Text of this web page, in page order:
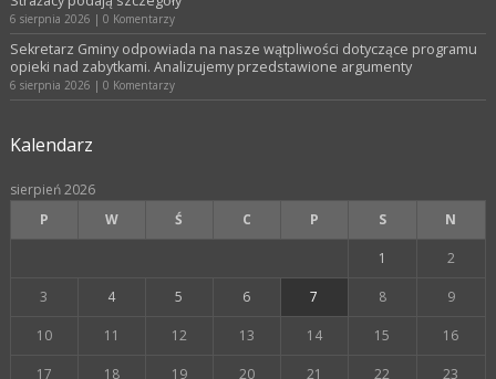
6 sierpnia 2026 | 0 Komentarzy
Sekretarz Gminy odpowiada na nasze wątpliwości dotyczące programu
opieki nad zabytkami. Analizujemy przedstawione argumenty
6 sierpnia 2026 | 0 Komentarzy
Kalendarz
sierpień 2026
P
W Ś C P S N
1 2
3 4 5 6 7 8 9
10 11 12 13 14 15 16
17 18 19 20 21 22 23